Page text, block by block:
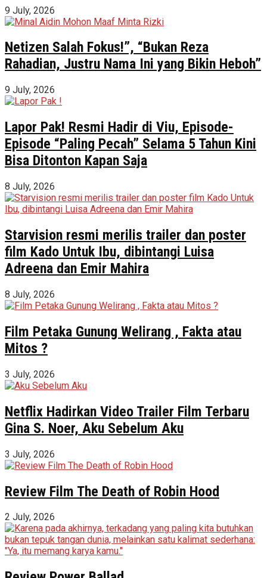
9 July, 2026
Netizen Salah Fokus!”, “Bukan Reza
Rahadian, Justru Nama Ini yang Bikin Heboh”
9 July, 2026
Lapor Pak! Resmi Hadir di Viu, Episode-
Episode “Paling Pecah” Selama 5 Tahun Kini
Bisa Ditonton Kapan Saja
8 July, 2026
Starvision resmi merilis trailer dan poster
film Kado Untuk Ibu, dibintangi Luisa
Adreena dan Emir Mahira
8 July, 2026
Film Petaka Gunung Welirang , Fakta atau
Mitos ?
3 July, 2026
Netflix Hadirkan Video Trailer Film Terbaru
Gina S. Noer, Aku Sebelum Aku
3 July, 2026
Review Film The Death of Robin Hood
2 July, 2026